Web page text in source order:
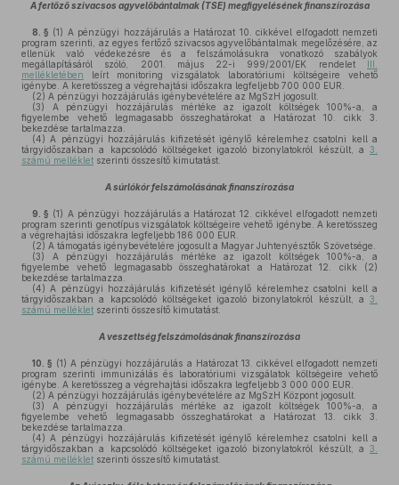
A fertőző szivacsos agyvelőbántalmak (TSE) megfigyelésének finanszírozása
8. § (1) A pénzügyi hozzájárulás a Határozat 10. cikkével elfogadott nemzeti
program szerinti, az egyes fertőző szivacsos agyvelőbántalmak megelőzésére, az
ellenük való védekezésre és a felszámolásukra vonatkozó szabályok
megállapításáról szóló, 2001. május 22-i 999/2001/EK rendelet III.
mellékletében leírt monitoring vizsgálatok laboratóriumi költségeire vehető
igénybe. A keretösszeg a végrehajtási időszakra legfeljebb 700 000 EUR.
(2) A pénzügyi hozzájárulás igénybevételére az MgSzH jogosult.
(3) A pénzügyi hozzájárulás mértéke az igazolt költségek 100%-a, a
figyelembe vehető legmagasabb összeghatárokat a Határozat 10. cikk 3.
bekezdése tartalmazza.
(4) A pénzügyi hozzájárulás kifizetését igénylő kérelemhez csatolni kell a
tárgyidőszakban a kapcsolódó költségeket igazoló bizonylatokról készült, a 3.
számú melléklet szerinti összesítő kimutatást.
A súrlókór felszámolásának finanszírozása
9. § (1) A pénzügyi hozzájárulás a Határozat 12. cikkével elfogadott nemzeti
program szerinti genotípus vizsgálatok költségeire vehető igénybe. A keretösszeg
a végrehajtási időszakra legfeljebb 186 000 EUR.
(2) A támogatás igénybevételére jogosult a Magyar Juhtenyésztők Szövetsége.
(3) A pénzügyi hozzájárulás mértéke az igazolt költségek 100%-a, a
figyelembe vehető legmagasabb összeghatárokat a Határozat 12. cikk (2)
bekezdése tartalmazza.
(4) A pénzügyi hozzájárulás kifizetését igénylő kérelemhez csatolni kell a
tárgyidőszakban a kapcsolódó költségeket igazoló bizonylatokról készült, a 3.
számú melléklet szerinti összesítő kimutatást.
A veszettség felszámolásának finanszírozása
10. § (1) A pénzügyi hozzájárulás a Határozat 13. cikkével elfogadott nemzeti
program szerinti immunizálás és laboratóriumi vizsgálatok költségeire vehető
igénybe. A keretösszeg a végrehajtási időszakra legfeljebb 3 000 000 EUR.
(2) A pénzügyi hozzájárulás igénybevételére az MgSzH Központ jogosult.
(3) A pénzügyi hozzájárulás mértéke az igazolt költségek 100%-a, a
figyelembe vehető legmagasabb összeghatárokat a Határozat 13. cikk 3.
bekezdése tartalmazza.
(4) A pénzügyi hozzájárulás kifizetését igénylő kérelemhez csatolni kell a
tárgyidőszakban a kapcsolódó költségeket igazoló bizonylatokról készült, a 3.
számú melléklet szerinti összesítő kimutatást.